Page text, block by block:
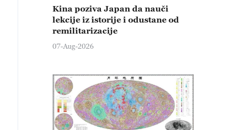
Kina poziva Japan da nauči
lekcije iz istorije i odustane od
remilitarizacije
07-Aug-2026